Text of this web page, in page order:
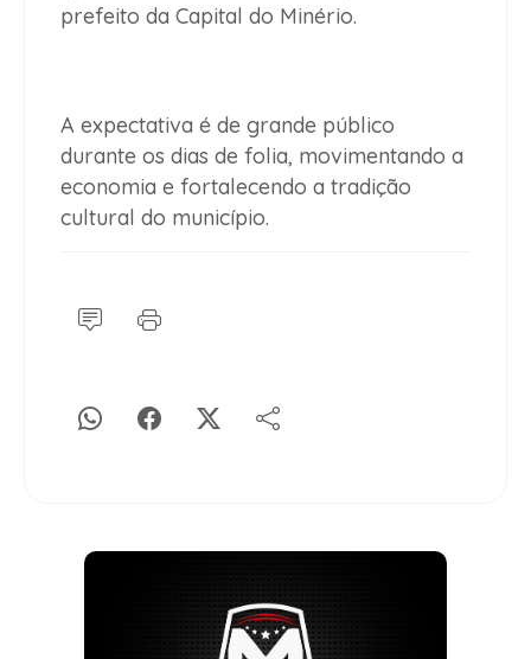
prefeito da Capital do Minério.
A expectativa é de grande público
durante os dias de folia, movimentando a
economia e fortalecendo a tradição
cultural do município.